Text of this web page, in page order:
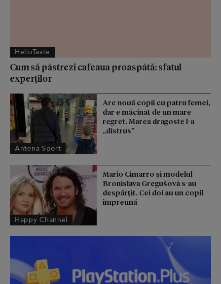
HelloTaste
Cum să păstrezi cafeaua proaspătă: sfatul
experților
Antena Sport
Are nouă copii cu patru femei,
dar e măcinat de un mare
regret. Marea dragoste l-a
„distrus”
Happy Channel
Mario Cimarro și modelul
Bronislava Gregušová s-au
despărțit. Cei doi au un copil
împreună